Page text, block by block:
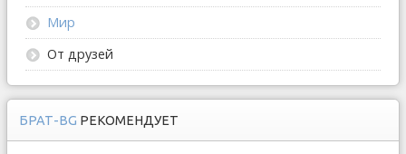
Мир
От друзей
БРАТ-BG РЕКОМЕНДУЕТ